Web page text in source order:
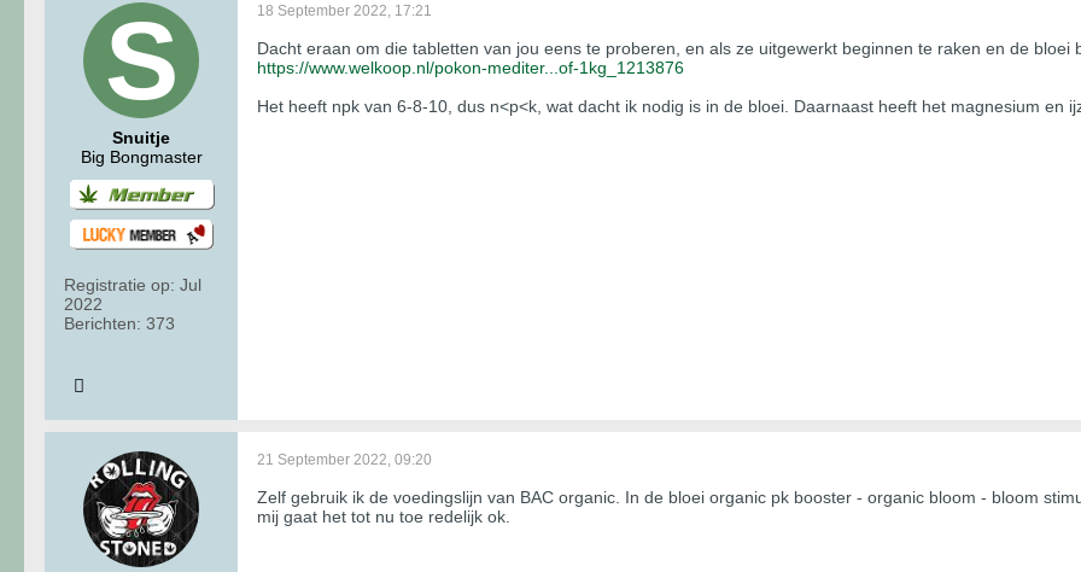
Snuitje
Big Bongmaster
Registratie op: Jul
2022
Berichten: 373
18 September 2022, 17:21
Dacht eraan om die tabletten van jou eens te proberen, en als ze uitgewerkt beginnen te raken en de bloei
https://www.welkoop.nl/pokon-mediter...of-1kg_1213876
Het heeft npk van 6-8-10, dus n<p<k, wat dacht ik nodig is in de bloei. Daarnaast heeft het magnesium en
21 September 2022, 09:20
Zelf gebruik ik de voedingslijn van BAC organic. In de bloei organic pk booster - organic bloom - bloom
mij gaat het tot nu toe redelijk ok.